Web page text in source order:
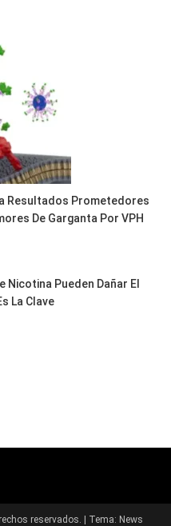
Resultados Prometedores
De Garganta Por VPH
Nicotina Pueden Dañar El
La Clave
reservados. Tema: News